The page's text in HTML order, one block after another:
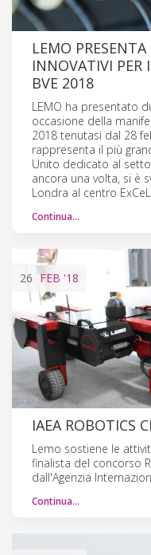
LEMO
INNOVATIVI PER
BVE 2018
LEMO ha presentato
occasione della
2018 tenutasi dal 28
rappresenta il più
Unito dedicato al
ancora una volta, si è
Londra al centro
Continua…
26 FEB '18
IAEA ROBOTICS
Lemo sostiene le
finalista del concorso
dall'Agenzia
Continua…